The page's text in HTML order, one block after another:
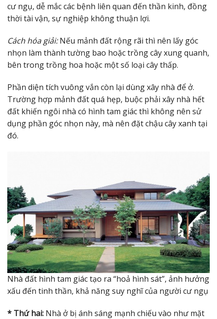
cư ngụ, dễ mắc các bệnh liên quan đến thần kinh, đồng
thời tài vận, sự nghiệp không thuận lợi.
Cách hóa giải:Nếu mảnh đất rộng rãi thì nên lấy góc
nhọn làm thành tường bao hoặc trồng cây xung quanh,
bên trong trồng hoa hoặc một số loại cây thấp.
Phần diện tích vuông vắn còn lại dùng xây nhà để ở.
Trường hợp mảnh đất quá hẹp, buộc phải xây nhà hết
đất khiến ngôi nhà có hình tam giác thì không nên sử
dụng phần góc nhọn này, mà nên đặt chậu cây xanh tại
đó.
Nhà đất hình tam giác tạo ra “hoả hình sát”, ảnh hưởng
xấu đến tinh thần, khả năng suy nghĩ của người cư ngụ
* Thứ hai: Nhà ở bị ánh sáng mạnh chiếu vào như mặt